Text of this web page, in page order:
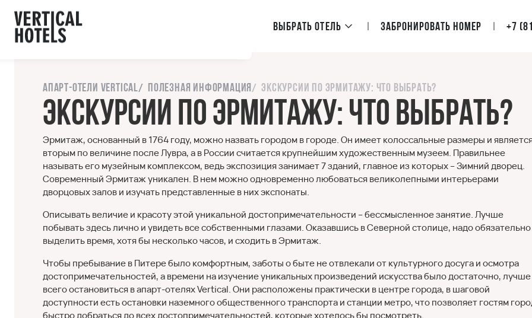
Выбрать отель Забронировать номер +7
Апарт-отели Vertical Полезная информация Экскурсии по Эрмитажу: что выбрать?
Экскурсии по Эрмитажу: что выбрать?
Эрмитаж, основанный в 1764 году, можно назвать городом в городе. Он имеет колоссальные размеры и
вторым по величине после Лувра, а в России считается крупнейшим художественным музеем. Правильнее
называть его музейным комплексом, ведь экспозиция занимает 7 зданий, главное из которых – Зимний дворец.
Современный Эрмитаж уникален. В нем можно одновременно любоваться великолепными интерьерами
дворцовых залов и изучать представленные в них экспонаты.
Описывать величие и красоту этой уникальной достопримечательности – бессмысленное занятие. Лучше
побывать здесь лично и увидеть все собственными глазами. Оказавшись в Северной столице, надо обязательно
выделить время, хотя бы несколько часов, и сходить в Эрмитаж.
Чтобы пребывание в Питере было комфортным, заботы о быте не отвлекали от культурного досуга и осмотра
достопримечательностей, а времени на изучение уникальных произведений искусства было достаточно, лучше
всего остановиться в апарт-отелях Vertical. Они расположены практически в центре города, в шаговой
доступности есть остановки наземного общественного транспорта и станции метро, что позволяет гостям
быстро добраться до всех достопримечательностей, которые хотелось бы посмотреть.
с сайтом.